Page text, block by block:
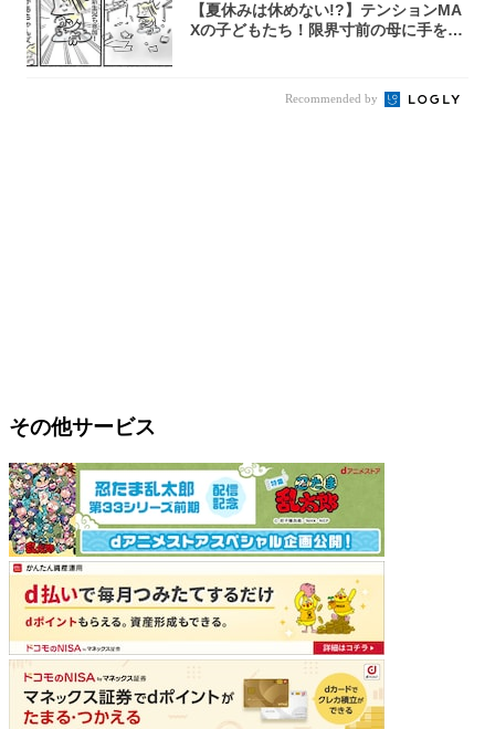
【夏休みは休めない!?】テンションMA
Xの子どもたち！限界寸前の母に手を差
Recommended by
その他サービス